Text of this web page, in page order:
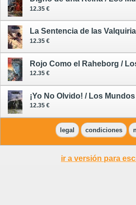
12.35 €
12.35 €
12.35 €
12.35 €
legal condiciones
ir a versión para